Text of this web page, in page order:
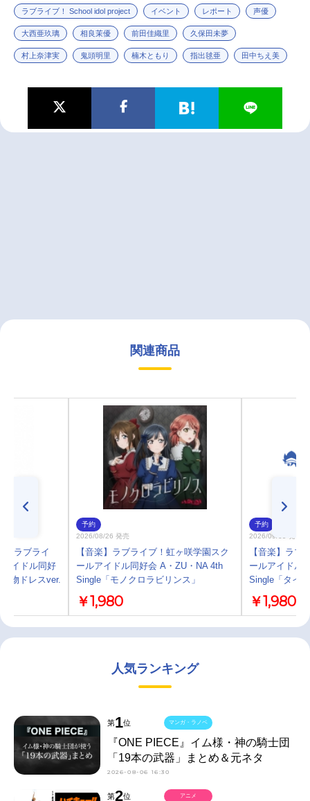
ラブライブ！ School idol project イベント レポート 声優
大西亜玖璃 相良茉優 前田佳織里 久保田未夢
村上奈津実 鬼頭明里 楠木ともり 指出毬亜 田中ちえ美
関連商品
】ラブライ
イドル同好
物ドレスver.
予約
2026/08/26 発売
【音楽】ラブライブ！虹ヶ咲学園スク
ールアイドル同好会 A・ZU・NA 4th
Single「モノクロラビリンス」
￥1,980
予約
2026/09/09 発売
【音楽】ラブ
ールアイドル
Single「タイ
￥1,980
人気ランキング
第1位
『ONE PIECE』イム様・神の騎士団
「19本の武器」まとめ＆元ネタ
2026-08-06 16:30
マンガ・ラノベ
第2位 アニメ